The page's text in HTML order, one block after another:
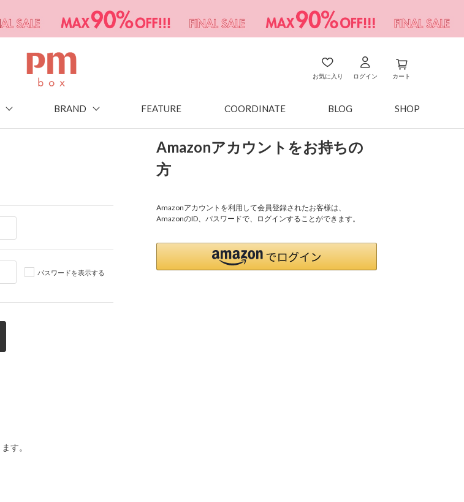
お気に入り ログイン カート
BRAND FEATURE COORDINATE BLOG SHOP
パスワードを表示する
Amazonアカウントをお持ちの
方
Amazonアカウントを利用して会員登録されたお客様は、
AmazonのID、パスワードで、ログインすることができます。
す。